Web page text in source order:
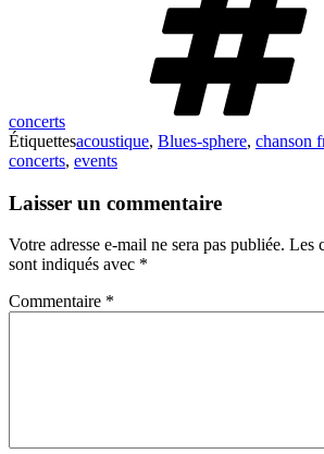
concerts
Étiquettesacoustique, Blues-sphere, chanson
concerts, events
Laisser un commentaire
Votre adresse e-mail ne sera pas publiée. Les
sont indiqués avec *
Commentaire *